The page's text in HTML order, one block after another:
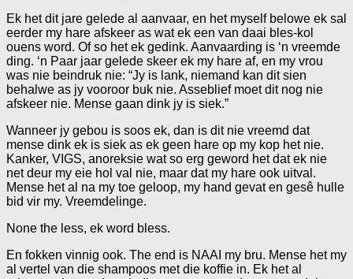
Ek het dit jare gelede al aanvaar, en het myself belowe ek sal
eerder my hare afskeer as wat ek een van daai bles-kol
ouens word. Of so het ek gedink. Aanvaarding is ‘n vreemde
ding. ‘n Paar jaar gelede skeer ek my hare af, en my vrou
was nie beindruk nie: “Jy is lank, niemand kan dit sien
behalwe as jy vooroor buk nie. Asseblief moet dit nog nie
afskeer nie. Mense gaan dink jy is siek.”
Wanneer jy gebou is soos ek, dan is dit nie vreemd dat
mense dink ek is siek as ek geen hare op my kop het nie.
Kanker, VIGS, anoreksie wat so erg geword het dat ek nie
net deur my eie hol val nie, maar dat my hare ook uitval.
Mense het al na my toe geloop, my hand gevat en gesê hulle
bid vir my. Vreemdelinge.
None the less, ek word bless.
En fokken vinnig ook. The end is NAAI my bru. Mense het my
al vertel van die shampoos met die koffie in. Ek het al